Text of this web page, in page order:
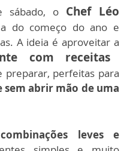
sábado, o Chef Léo
do começo do ano e
A ideia é aproveitar a
com receitas
preparar, perfeitas para
sem abrir mão de uma
leves e